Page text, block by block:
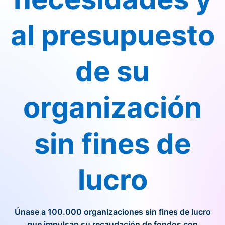
al presupuesto
de su
organización
sin fines de
lucro
Únase a 100.000 organizaciones sin fines de lucro